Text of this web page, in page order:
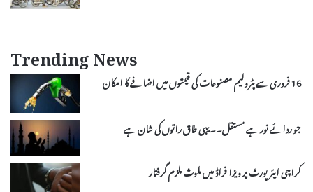
Trending News
16 فروری سے پٹرولیم مصنوعات کی قیمتوں میں اضافے کا امکان
جو ردائے نور ہے مستقل۔۔یہی طاق راتوں کی شان ہے
کراچی ایئرپورٹ پر ویزا فراڈ میں ملوث ملزم گرفتار